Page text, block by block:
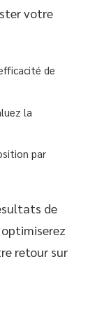
votre
de
la
par
de
retour sur